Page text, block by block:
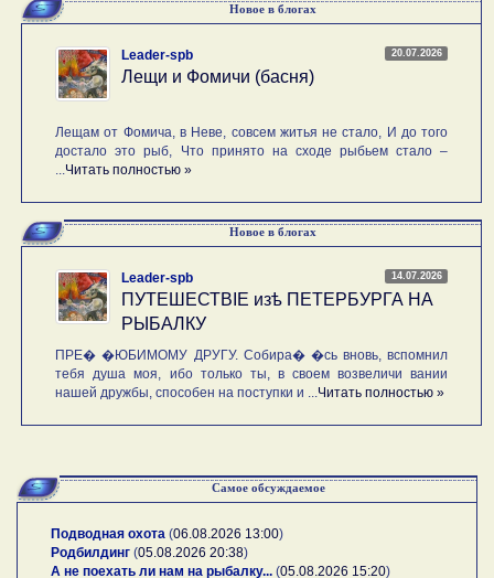
Новое в блогах
20.07.2026
Leader-spb
Лещи и Фомичи (басня)
Лещам от Фомича, в Неве, совсем житья не стало, И до того
достало это рыб, Что принято на сходе рыбьем стало –
Читать полностью »
Новое в блогах
14.07.2026
Leader-spb
ПУТЕШЕСТВIE изѣ ПЕТЕРБУРГА НА
РЫБАЛКУ
ПРЕ� �ЮБИМОМУ ДРУГУ. Собира� �сь вновь, вспомнил
тебя душа моя, ибо только ты, в своем возвеличи вании
нашей дружбы, способен на поступки и ... Читать полностью »
Самое обсуждаемое
Подводная охота (06.08.2026 13:00)
Родбилдинг (05.08.2026 20:38)
А не поехать ли нам на рыбалку... (05.08.2026 15:20)